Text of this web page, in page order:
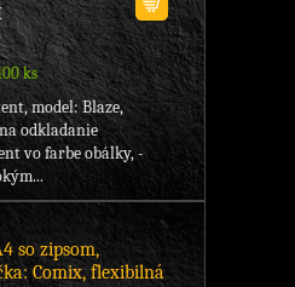
ks
model: Blaze,
odkladanie
vo farbe obálky, -
so zipsom,
Comix, flexibilná